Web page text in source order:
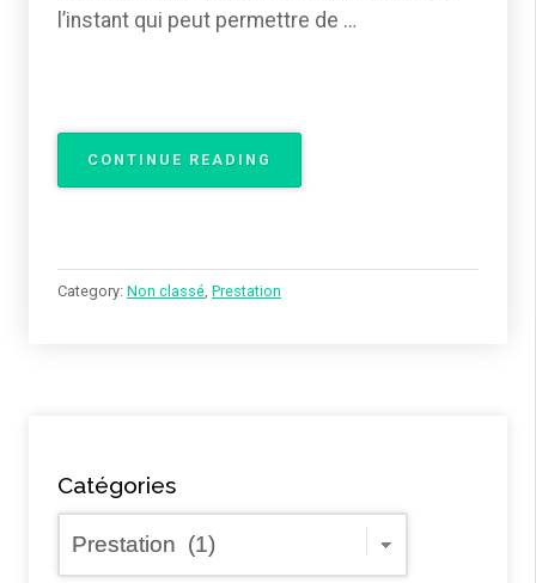
l’instant qui peut permettre de …
CONTINUE READING
Category: Non classé, Prestation
Catégories